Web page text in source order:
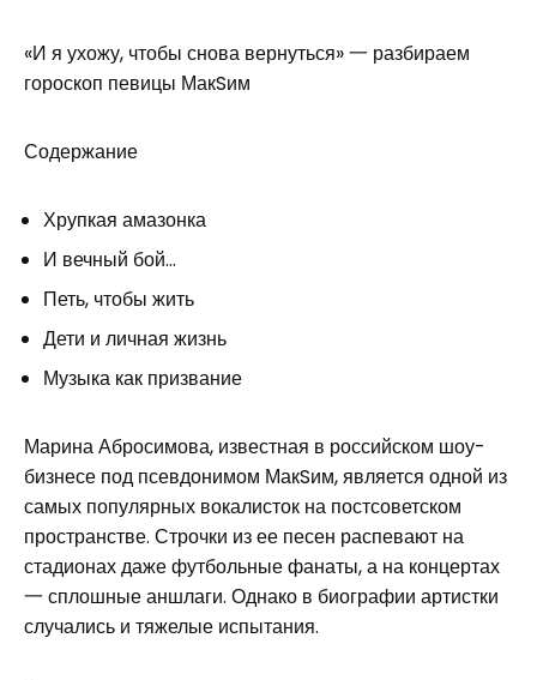
«И я ухожу, чтобы снова вернуться» 一 разбираем
гороскоп певицы МакSим
Содержание
Хрупкая амазонка
И вечный бой…
Петь, чтобы жить
Дети и личная жизнь
Музыка как призвание
Марина Абросимова, известная в российском шоу-
бизнесе под псевдонимом МакSим, является одной из
самых популярных вокалисток на постсоветском
пространстве. Строчки из ее песен распевают на
стадионах даже футбольные фанаты, а на концертах
一 сплошные аншлаги. Однако в биографии артистки
случались и тяжелые испытания.